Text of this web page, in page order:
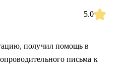
5.0
получил помощь в
письма к